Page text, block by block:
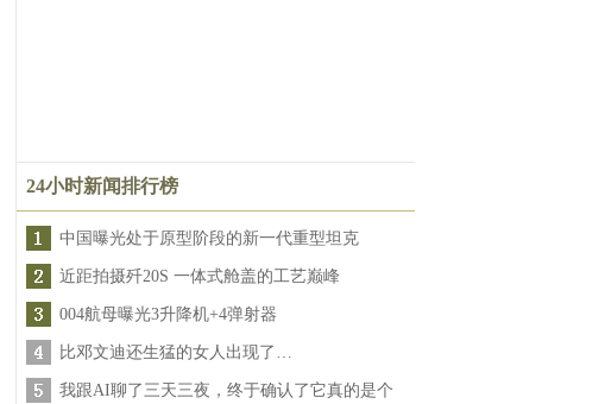
24小时新闻排行榜
中国曝光处于原型阶段的新一代重型坦克
近距拍摄歼20S 一体式舱盖的工艺巅峰
004航母曝光3升降机+4弹射器
比邓文迪还生猛的女人出现了…
我跟AI聊了三天三夜，终于确认了它真的是个